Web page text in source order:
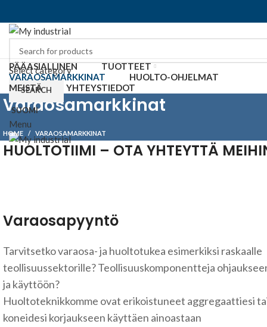
Select category
SEARCH
SUOMI
Menu
PÄÄASIALLINEN
TUOTTEET
VARAOSAMARKKINAT
HUOLTO-OHJELMAT
MEISTÄ
YHTEYSTIEDOT
Varaosamarkkinat
HOME VARAOSAMARKKINAT
HUOLTOTIIMI – OTA YHTEYTTÄ
Varaosapyyntö
Tarvitsetko varaosa- ja huoltotukea esimerkiksi raskaalle
teollisuussektorille? Teollisuuskomponentteja
ja käyttöön?
Huoltoteknikkomme ovat erikoistuneet aggregaattiesi
koneidesi korjaukseen käyttäen ainoastaan